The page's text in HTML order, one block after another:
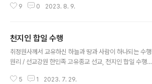
선교환인집부회 창설자.사진 / 선교총림 선림원 신단수 출
뷰365 _민족종교 선교(仙敎), '입추, 율려의 결실 가을교
화의 시작' 한국선도 특강 진행 (2023.8.8) 민족종교 선교
(仙敎), '입추, 율려의 결실 가을교화의 시작' 한국선도 특
종단 재단법인 선교(仙敎)와 선교총림(仙敎叢林) 선림원
9 0 2023. 8. 9.
천지인 합일 수행
취정원사께서 교유하신 하늘과 땅과 사람이 하나되는 수행
원리 / 선교강원 한민족 고유종교 선교, 천지인 합일 수행
od of Seon_Gyo training 환기9188년 단기4324년
5 1 2023. 7. 29.